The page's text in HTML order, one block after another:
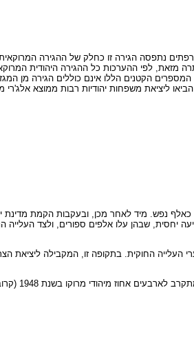
המספרים הקטנים הללו אינם כוללים הגירה מן
וקשה היה לעקוב אחרי תנועותיהם. אין ספק שהתערערות השלטון הצרפתי וקבלת
שבו נעלו שלטונות מרוקו העצמאית את שערי העלייה החוקית.